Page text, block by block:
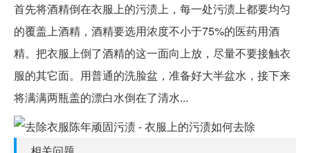
首先将酒精倒在衣服上的污渍上，每一处污渍上都要均匀
的覆盖上酒精，酒精要选用浓度不小于75%的医药用酒
精。把衣服上倒了酒精的这一面向上放，尽量不要接触衣
服的其它面。用普通的洗脸盆，准备好大半盆水，接下来
将满满两瓶盖的漂白水倒在了清水...